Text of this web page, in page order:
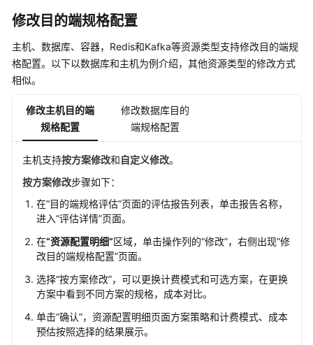
题
通
用
参
考
共
担
务
级
（SLA）
修改目的端规格配置
主机、数据库、容器，Redis和Kafka等资源类型支持修改目的端规
格配置。以下以数据库和主机为例介绍，其他资源类型的修改方式
相似。
修改主机目的端
规格配置
修改数据库目的
端规格配置
主机支持按方案修改和自定义修改。
按方案修改步骤如下：
在“目的端规格评估”页面的评估报告列表，单击报告名称，
进入“评估详情”页面。
在“资源配置明细”区域，单击操作列的“修改”，右侧出现“修
改目的端规格配置”页面。
选择“按方案修改”，可以更换计费模式和可选方案，在更换
方案中看到不同方案的规格，成本对比。
单击“确认”，资源配置明细页面方案策略和计费模式、成本
预估按照选择的结果展示。